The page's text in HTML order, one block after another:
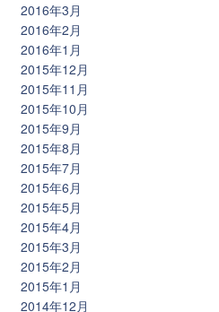
2016年3月
2016年2月
2016年1月
2015年12月
2015年11月
2015年10月
2015年9月
2015年8月
2015年7月
2015年6月
2015年5月
2015年4月
2015年3月
2015年2月
2015年1月
2014年12月